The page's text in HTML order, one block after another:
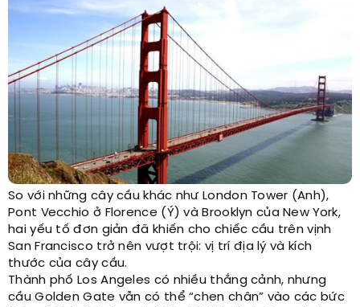
So với những cây cầu khác như London Tower (Anh),
Pont Vecchio ở Florence (Ý) và Brooklyn của New York,
hai yếu tố đơn giản đã khiến cho chiếc cầu trên vịnh
San Francisco trở nên vượt trội: vị trí địa lý và kích
thước của cây cầu.
Thành phố Los Angeles có nhiều thắng cảnh, nhưng
cầu Golden Gate vẫn có thể “chen chân” vào các bức